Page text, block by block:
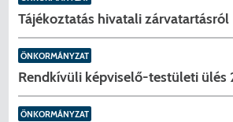
Tájékoztatás hivatali zárvatartásról
ÖNKORMÁNYZAT
Rendkívüli képviselő-testületi ülés
ÖNKORMÁNYZAT